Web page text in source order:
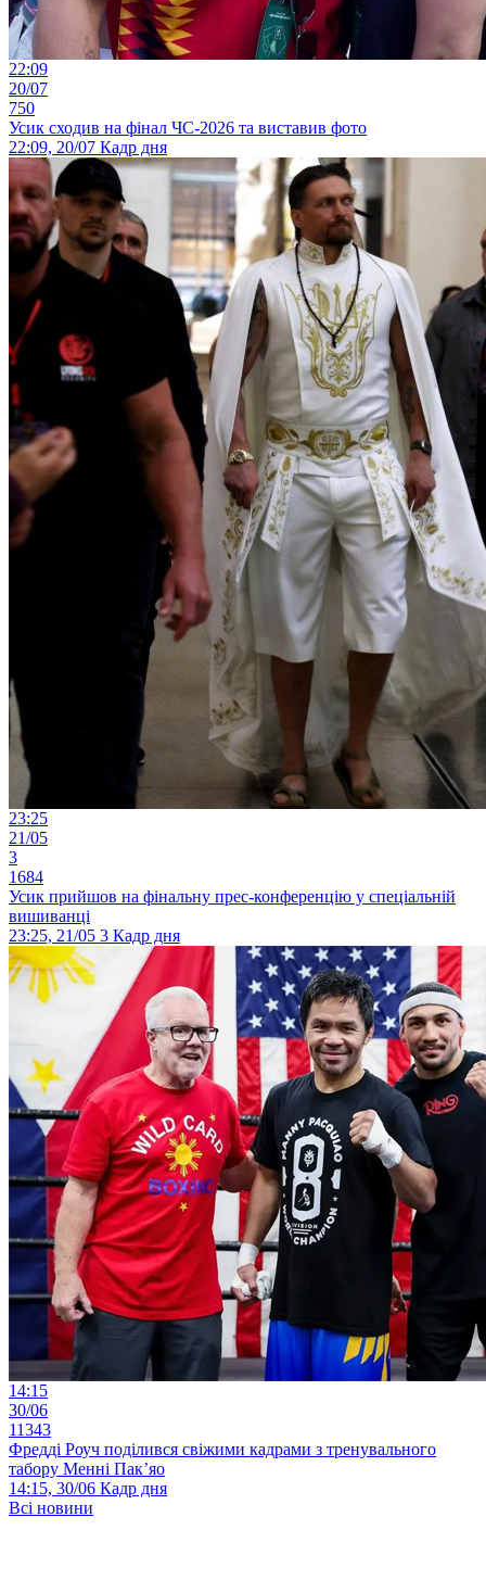
22:09
20/07
750
Усик сходив на фінал ЧС-2026 та виставив фото
22:09, 20/07 Кадр дня
23:25
21/05
3
1684
Усик прийшов на фінальну прес-конференцію у спеціальній
вишиванці
23:25, 21/05 3 Кадр дня
14:15
30/06
11343
Фредді Роуч поділився свіжими кадрами з тренувального
табору Менні Пак’яо
14:15, 30/06 Кадр дня
Всі новини